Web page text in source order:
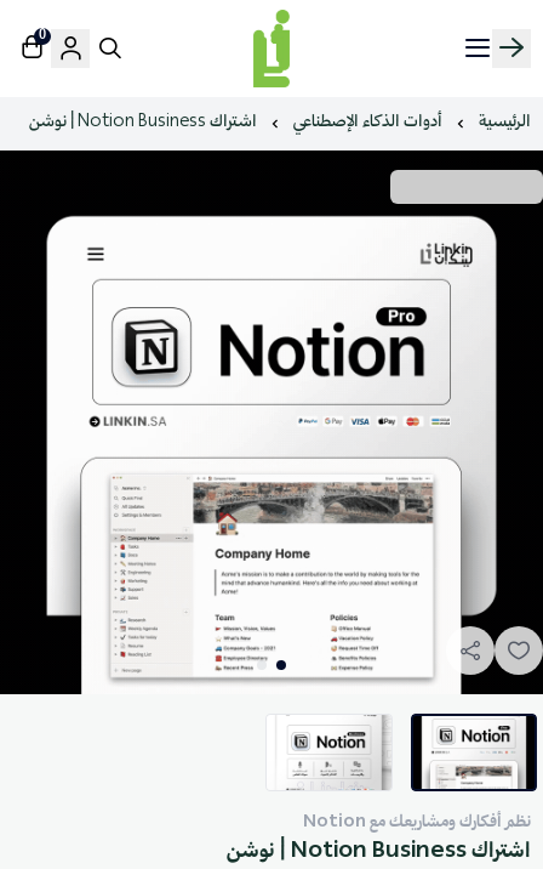
منصة لينك إن | Linkin.sa
0
الرئيسية أدوات الذكاء الإصطناعي اشتراك Notion Business | نوشن
نظم أفكارك ومشاريعك مع Notion
اشتراك Notion Business | نوشن